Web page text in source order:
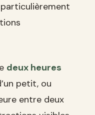
deux heures
petit, ou
entre deux